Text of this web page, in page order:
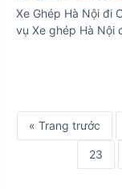
Xe Ghép Hà Nội đi
vụ Xe ghép Hà Nội
« Trang trước
23